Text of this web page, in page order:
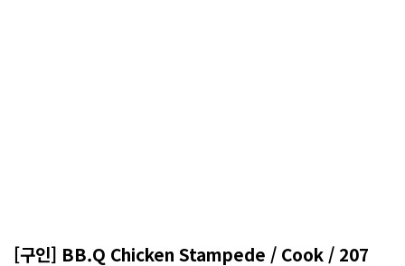
[구인] BB.Q Chicken Stampede / Cook / 207